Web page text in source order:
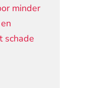
minder
schade